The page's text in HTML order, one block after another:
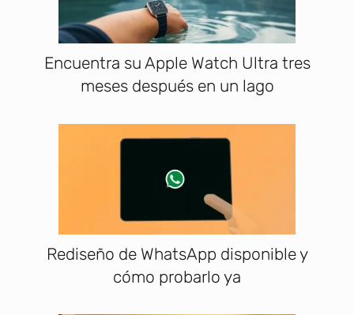
Encuentra su Apple Watch Ultra tres
meses después en un lago
Rediseño de WhatsApp disponible y
cómo probarlo ya